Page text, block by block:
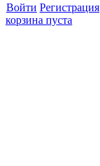
Войти Регистрация
корзина пуста